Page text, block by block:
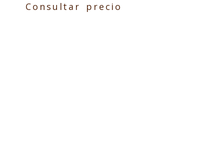
Consultar precio